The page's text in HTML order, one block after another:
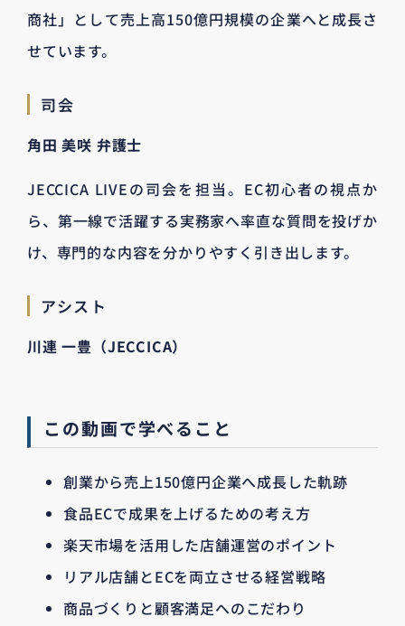
商社」として売上高150億円規模の企業へと成長さ
せています。
司会
角田 美咲 弁護士
JECCICA LIVEの司会を担当。EC初心者の視点か
ら、第一線で活躍する実務家へ率直な質問を投げか
け、専門的な内容を分かりやすく引き出します。
アシスト
川連 一豊（JECCICA）
この動画で学べること
創業から売上150億円企業へ成長した軌跡
食品ECで成果を上げるための考え方
楽天市場を活用した店舗運営のポイント
リアル店舗とECを両立させる経営戦略
商品づくりと顧客満足へのこだわり